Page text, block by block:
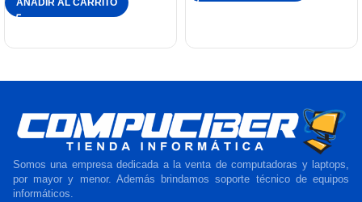
AÑADIR AL CARRITO
Somos una empresa dedicada a la venta de computadoras y laptops,
por mayor y menor. Además brindamos soporte técnico de equipos
informáticos.